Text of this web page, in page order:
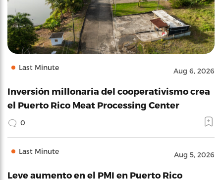
Last Minute Aug 6, 2026
Inversión millonaria del cooperativismo crea
el Puerto Rico Meat Processing Center
0
Last Minute Aug 5, 2026
Leve aumento en el PMI en Puerto Rico